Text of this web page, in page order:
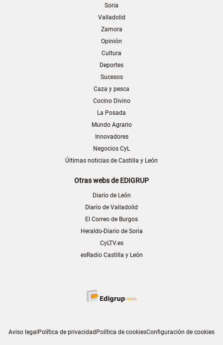
Soria
Valladolid
Zamora
Opinión
Cultura
Deportes
Sucesos
Caza y pesca
Cocino Divino
La Posada
Mundo Agrario
Innovadores
Negocios CyL
Últimas noticias de Castilla y León
Otras webs de EDIGRUP
Diario de León
Diario de Valladolid
El Correo de Burgos
Heraldo-Diario de Soria
CyLTV.es
esRadio Castilla y León
Aviso legalPolítica de privacidadPolítica de cookiesConfiguración de cookies